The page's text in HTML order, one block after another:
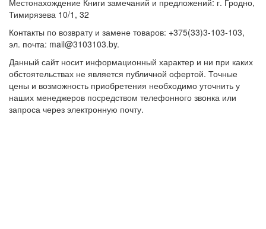
Местонахождение Книги замечаний и предложений: г. Гродно,
Тимирязева 10/1, 32
Контакты по возврату и замене товаров: +375(33)3-103-103,
эл. почта: mail@3103103.by.
Данный сайт носит информационный характер и ни при каких
обстоятельствах не является публичной офертой. Точные
цены и возможность приобретения необходимо уточнить у
наших менеджеров посредством телефонного звонка или
запроса через электронную почту.